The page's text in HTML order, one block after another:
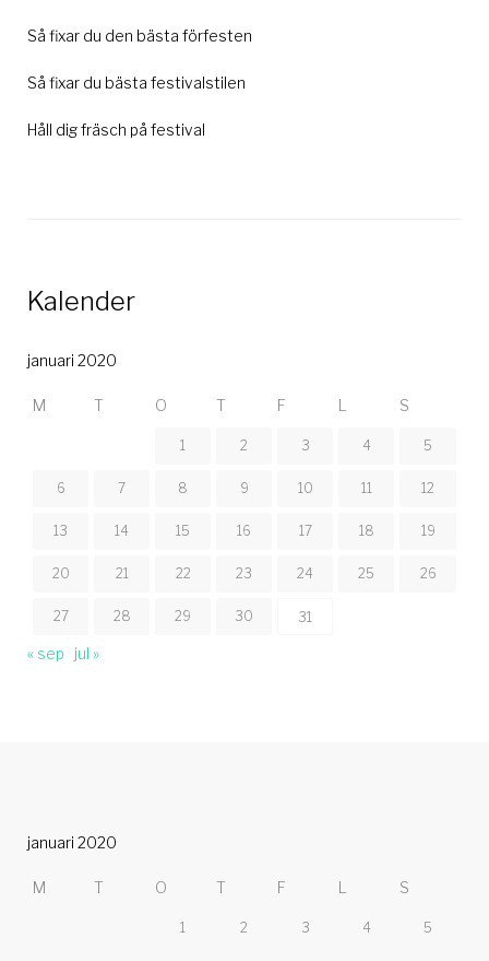
Så fixar du den bästa förfesten
Så fixar du bästa festivalstilen
Håll dig fräsch på festival
Kalender
januari 2020
M T O T F L S
1 2 3 4 5
6 7 8 9 10 11 12
13 14 15 16 17 18 19
20 21 22 23 24 25 26
27 28 29 30 31
« sep jul »
januari 2020
M T O T F L S
1 2 3 4 5